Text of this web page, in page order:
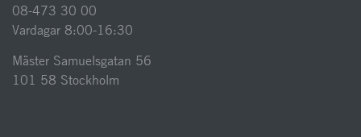
08-473 30 00
Vardagar 8:00-16:30
Mäster Samuelsgatan 56
101 58 Stockholm